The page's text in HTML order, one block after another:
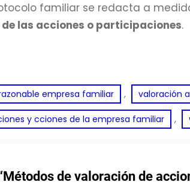
familiar se redacta a
las acciones o participaciones.
empresa familiar , valoración
y cciones de la empresa familiar ,
de valoración de